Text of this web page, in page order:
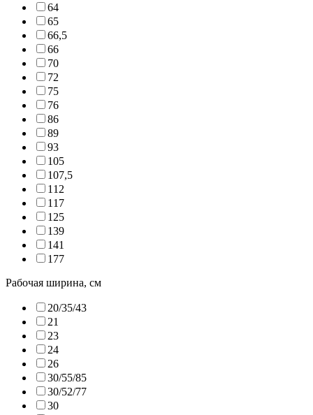
64
65
66,5
66
70
72
75
76
86
89
93
105
107,5
112
117
125
139
141
177
Рабочая ширина, см
20/35/43
21
23
24
26
30/55/85
30/52/77
30